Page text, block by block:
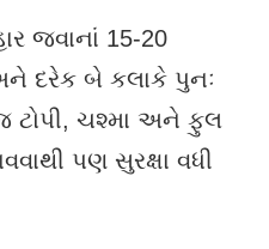
જવાનાં 15-20
દરેક બે કલાકે પુનઃ
ટોપી, ચશ્મા અને ફુલ
પણ સુરક્ષા વધી